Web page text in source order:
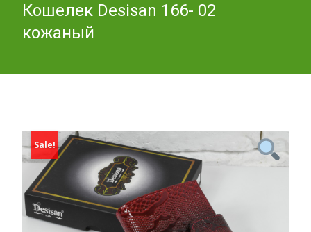
Кошелек Desisan 166- 02
кожаный
Sale!